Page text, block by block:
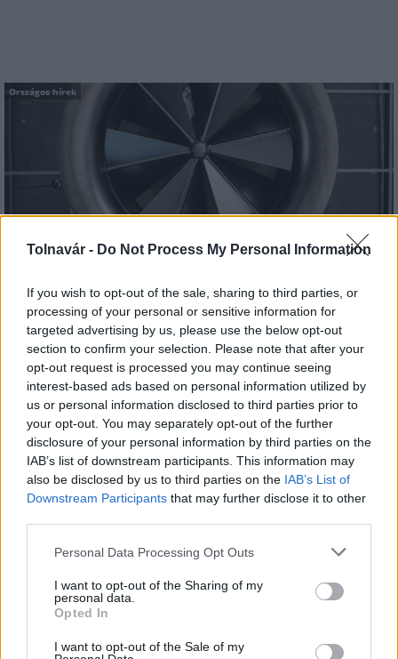
Tolnavár - Do Not Process My Personal Information
If you wish to opt-out of the sale, sharing to third parties, or
processing of your personal or sensitive information for
targeted advertising by us, please use the below opt-out
section to confirm your selection. Please note that after your
opt-out request is processed you may continue seeing
interest-based ads based on personal information utilized by
us or personal information disclosed to third parties prior to
your opt-out. You may separately opt-out of the further
disclosure of your personal information by third parties on the
IAB’s list of downstream participants. This information may
also be disclosed by us to third parties on the IAB’s List of
Downstream Participants that may further disclose it to other
Please note that this website/app uses one or more Google
not limited to your visit or usage behaviour. You may click to
grant or deny consent to Google and its third-party tags to
use your data for below specified purposes in below Google
consent section.
Personal Data Processing Opt Outs
I want to opt-out of the Sharing of my
personal data.
Opted In
I want to opt-out of the Sale of my
Országos hírek
Itt az ÉVOSZ megoldása a hőhullámok és az
energiakrízis kezelésére
Vízgazdálkodás